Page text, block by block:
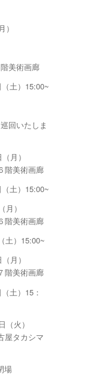
美術画廊
土）15:00~
回いたしま
月）
美術画廊
土）15:00~
）
美術画廊
土）15:00~
月）
美術画廊
土）15：
火）
屋タカシマ
場